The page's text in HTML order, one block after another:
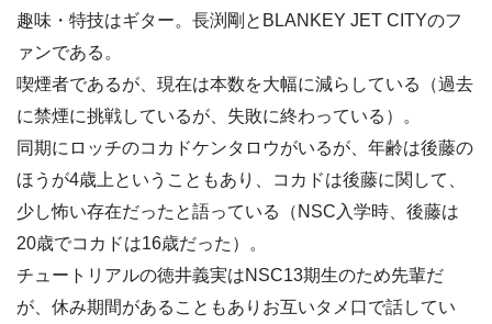
趣味・特技はギター。長渕剛とBLANKEY JET CITYのフ
ァンである。
喫煙者であるが、現在は本数を大幅に減らしている（過去
に禁煙に挑戦しているが、失敗に終わっている）。
同期にロッチのコカドケンタロウがいるが、年齢は後藤の
ほうが4歳上ということもあり、コカドは後藤に関して、
少し怖い存在だったと語っている（NSC入学時、後藤は
20歳でコカドは16歳だった）。
チュートリアルの徳井義実はNSC13期生のため先輩だ
が、休み期間があることもありお互いタメ口で話してい